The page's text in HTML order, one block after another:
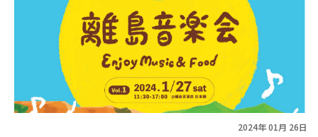
2024年 01月 26日